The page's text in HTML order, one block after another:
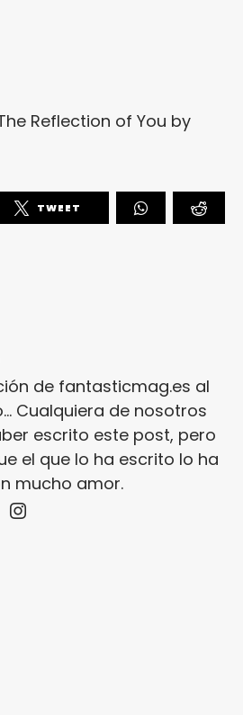
Reflection of You by
TWEET
de fantasticmag.es al
Cualquiera de nosotros
escrito este post, pero
el que lo ha escrito lo ha
mucho amor.